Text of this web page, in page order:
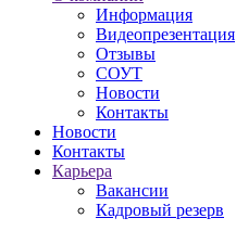
Информация
Видеопрезентация
Отзывы
СОУТ
Новости
Контакты
Новости
Контакты
Карьера
Вакансии
Кадровый резерв